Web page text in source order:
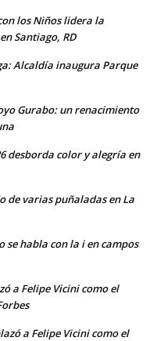
los Niños lidera la
Santiago, RD
Alcaldía inaugura Parque
Gurabo: un renacimiento
desborda color y alegría en
de varias puñaladas en La
se habla con la i en campos
a Felipe Vicini como el
a Felipe Vicini como el